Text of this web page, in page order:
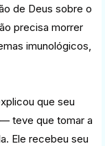
de Deus sobre o
precisa morrer
imunológicos,
que seu
teve que tomar a
Ele recebeu seu